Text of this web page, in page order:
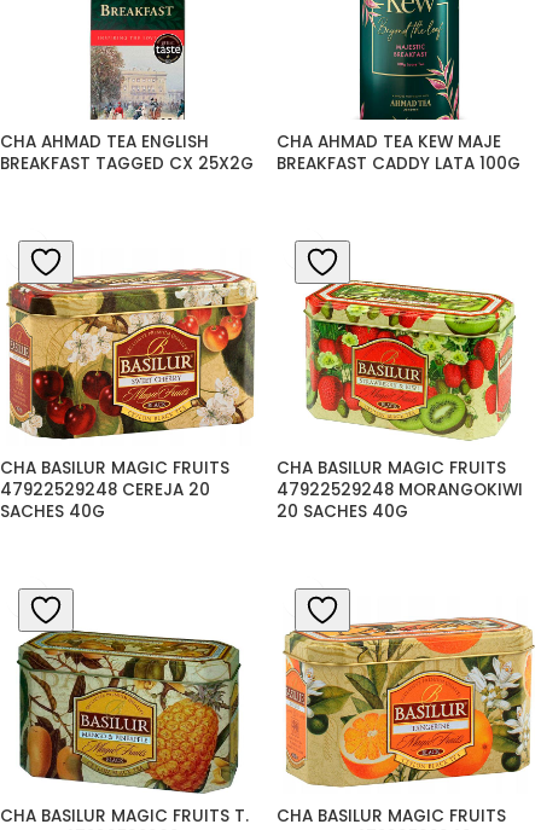
CHA AHMAD TEA ENGLISH
BREAKFAST TAGGED CX 25X2G
CHA AHMAD TEA KEW MAJE
BREAKFAST CADDY LATA 100G
CHA BASILUR MAGIC FRUITS
47922529248 CEREJA 20
SACHES 40G
CHA BASILUR MAGIC FRUITS
47922529248 MORANGOKIWI
20 SACHES 40G
CHA BASILUR MAGIC FRUITS T.
CHA BASILUR MAGIC FRUITS